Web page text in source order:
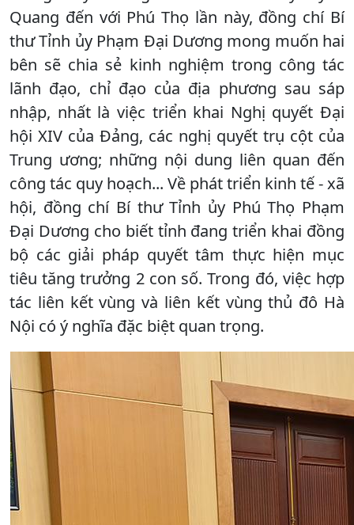
Quang đến với Phú Thọ lần này, đồng chí Bí
thư Tỉnh ủy Phạm Đại Dương mong muốn hai
bên sẽ chia sẻ kinh nghiệm trong công tác
lãnh đạo, chỉ đạo của địa phương sau sáp
nhập, nhất là việc triển khai Nghị quyết Đại
hội XIV của Đảng, các nghị quyết trụ cột của
Trung ương; những nội dung liên quan đến
công tác quy hoạch... Về phát triển kinh tế - xã
hội, đồng chí Bí thư Tỉnh ủy Phú Thọ Phạm
Đại Dương cho biết tỉnh đang triển khai đồng
bộ các giải pháp quyết tâm thực hiện mục
tiêu tăng trưởng 2 con số. Trong đó, việc hợp
tác liên kết vùng và liên kết vùng thủ đô Hà
Nội có ý nghĩa đặc biệt quan trọng.